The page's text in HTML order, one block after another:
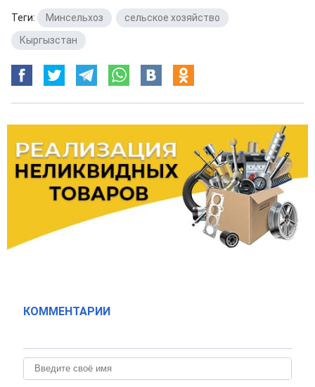
Теги: Минсельхоз сельское хозяйство
Кыргызстан
КОММЕНТАРИИ